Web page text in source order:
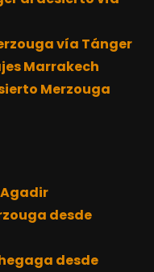
vía Tánger
Marrakech
Merzouga
Agadir
desde
desde